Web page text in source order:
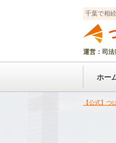
千葉で相
運営：司
ホー
【公式】つ